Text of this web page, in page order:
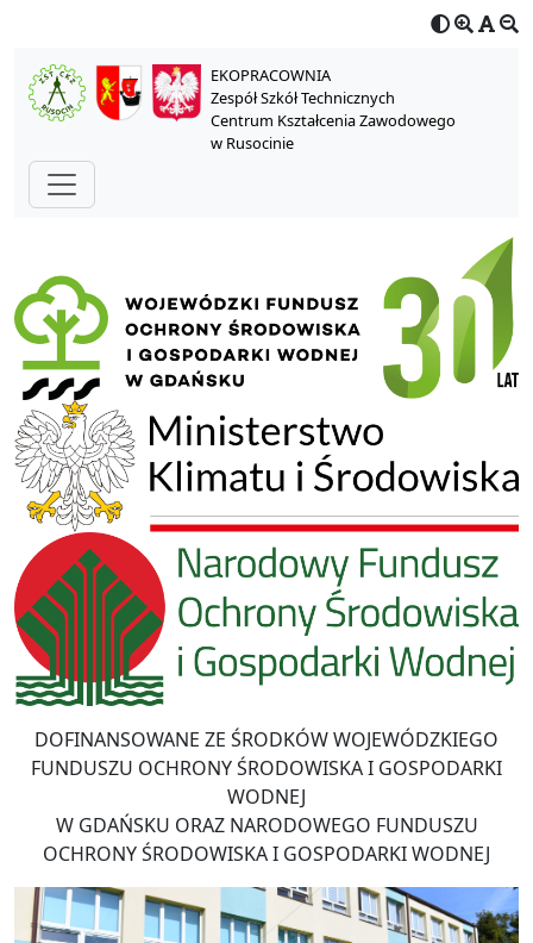
EKOPRACOWNIA
Zespół Szkół Technicznych
Centrum Kształcenia Zawodowego
w Rusocinie
DOFINANSOWANE ZE ŚRODKÓW WOJEWÓDZKIEGO
FUNDUSZU OCHRONY ŚRODOWISKA I GOSPODARKI
WODNEJ
W GDAŃSKU ORAZ NARODOWEGO FUNDUSZU
OCHRONY ŚRODOWISKA I GOSPODARKI WODNEJ